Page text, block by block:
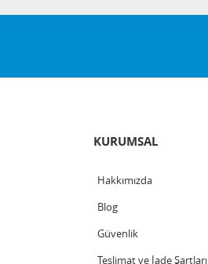
KURUMSAL
Hakkımızda
Blog
Güvenlik
Teslimat ve İade Şartları